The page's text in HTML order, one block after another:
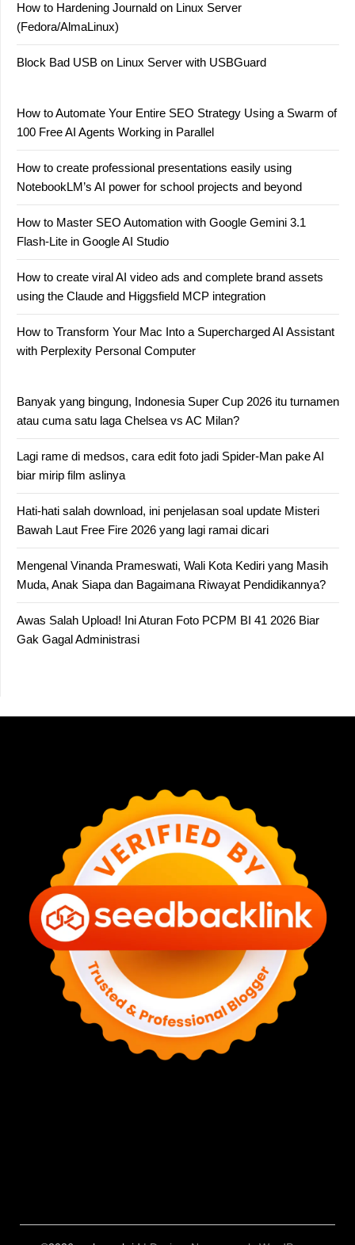
How to Hardening Journald on Linux Server
(Fedora/AlmaLinux)
Block Bad USB on Linux Server with USBGuard
How to Automate Your Entire SEO Strategy Using a Swarm of
100 Free AI Agents Working in Parallel
How to create professional presentations easily using
NotebookLM’s AI power for school projects and beyond
How to Master SEO Automation with Google Gemini 3.1
Flash-Lite in Google AI Studio
How to create viral AI video ads and complete brand assets
using the Claude and Higgsfield MCP integration
How to Transform Your Mac Into a Supercharged AI Assistant
with Perplexity Personal Computer
Banyak yang bingung, Indonesia Super Cup 2026 itu turnamen
atau cuma satu laga Chelsea vs AC Milan?
Lagi rame di medsos, cara edit foto jadi Spider-Man pake AI
biar mirip film aslinya
Hati-hati salah download, ini penjelasan soal update Misteri
Bawah Laut Free Fire 2026 yang lagi ramai dicari
Mengenal Vinanda Prameswati, Wali Kota Kediri yang Masih
Muda, Anak Siapa dan Bagaimana Riwayat Pendidikannya?
Awas Salah Upload! Ini Aturan Foto PCPM BI 41 2026 Biar
Gak Gagal Administrasi